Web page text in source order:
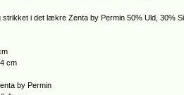
strikket i det lækre Zenta by Permin 50% Uld, 30%
cm
by Permin